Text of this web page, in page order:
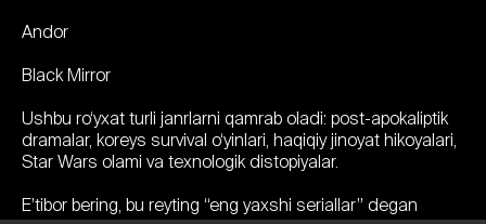
Andor
Black Mirror
Ushbu ro‘yxat turli janrlarni qamrab oladi: post-apokaliptik
dramalar, koreys survival o‘yinlari, haqiqiy jinoyat hikoyalari,
Star Wars olami va texnologik distopiyalar.
E’tibor bering, bu reyting “eng yaxshi seriallar” degan